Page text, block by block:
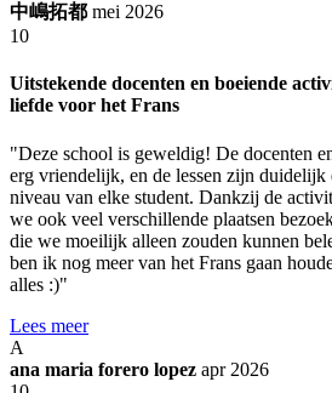
中嶋拓都 mei 2026
10
Uitstekende docenten en boeiende
liefde voor het Frans
"Deze school is geweldig! De docenten
erg vriendelijk, en de lessen zijn duidelijk
niveau van elke student. Dankzij de
we ook veel verschillende plaatsen
die we moeilijk alleen zouden kunnen
ben ik nog meer van het Frans gaan
alles :)"
Lees meer
A
ana maria forero lopez apr 2026